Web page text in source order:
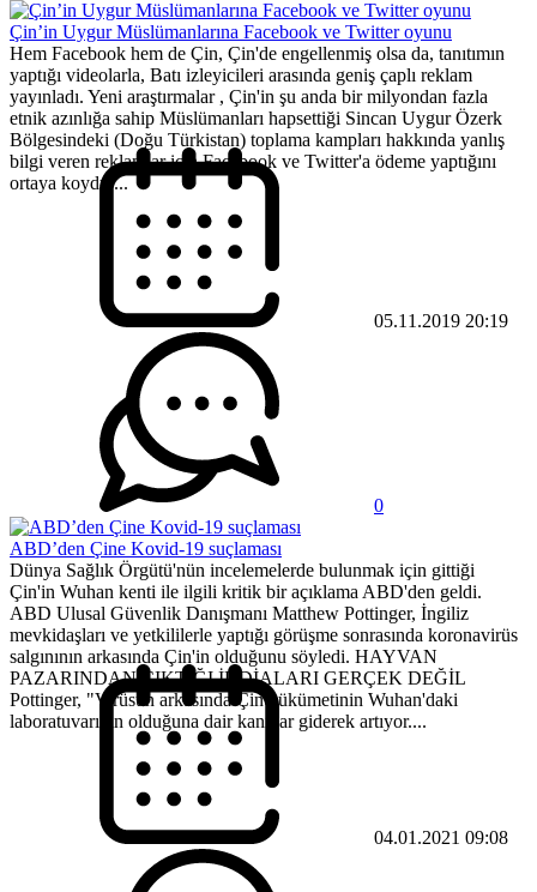
Çin’in Uygur Müslümanlarına Facebook ve Twitter oyunu
Hem Facebook hem de Çin, Çin'de engellenmiş olsa da, tanıtımın
yaptığı videolarla, Batı izleyicileri arasında geniş çaplı reklam
yayınladı. Yeni araştırmalar , Çin'in şu anda bir milyondan fazla
etnik azınlığa sahip Müslümanları hapsettiği Sincan Uygur Özerk
Bölgesindeki (Doğu Türkistan) toplama kampları hakkında yanlış
bilgi veren reklamlar için Facebook ve Twitter'a ödeme yaptığını
ortaya koydu....
05.11.2019 20:19
0
ABD’den Çine Kovid-19 suçlaması
Dünya Sağlık Örgütü'nün incelemelerde bulunmak için gittiği
Çin'in Wuhan kenti ile ilgili kritik bir açıklama ABD'den geldi.
ABD Ulusal Güvenlik Danışmanı Matthew Pottinger, İngiliz
mevkidaşları ve yetkililerle yaptığı görüşme sonrasında koronavirüs
salgınının arkasında Çin'in olduğunu söyledi. HAYVAN
PAZARINDAN ÇIKTIĞI İDDİALARI GERÇEK DEĞİL
Pottinger, "Virüsün arkasında Çin hükümetinin Wuhan'daki
laboratuvarının olduğuna dair kanıtlar giderek artıyor....
04.01.2021 09:08